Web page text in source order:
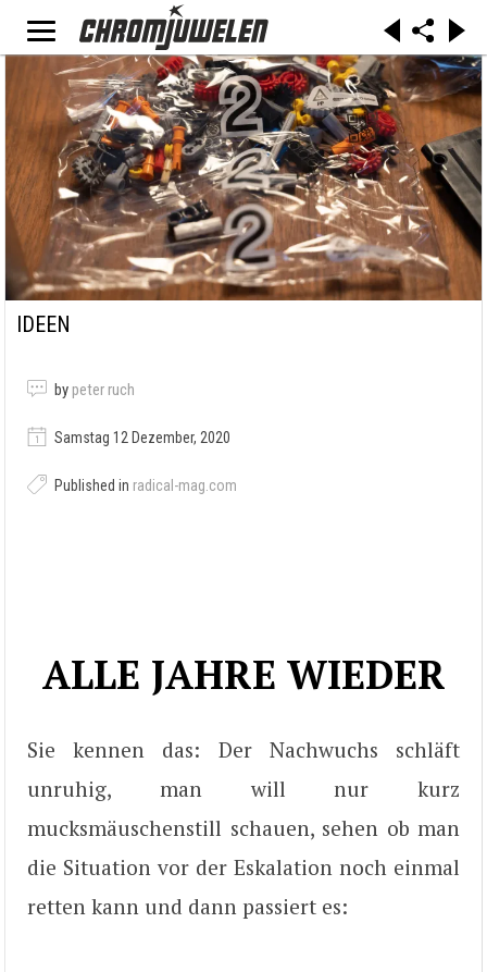
IDEEN
by peter ruch
Samstag 12 Dezember, 2020
Published in radical-mag.com
ALLE JAHRE WIEDER
Sie kennen das: Der Nachwuchs schläft
unruhig, man will nur kurz
mucksmäuschenstill schauen, sehen ob man
die Situation vor der Eskalation noch einmal
retten kann und dann passiert es: